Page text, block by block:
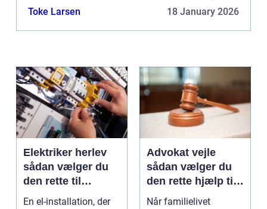
Danmark et herligt sommerland, og et ganske fint
Toke Larsen 18 January 2026
Elektriker herlev
sådan vælger du
den rette til
opgaven
En el-installation, der
Advokat vejle
sådan vælger du
den rette hjælp til
familien
Når familielivet